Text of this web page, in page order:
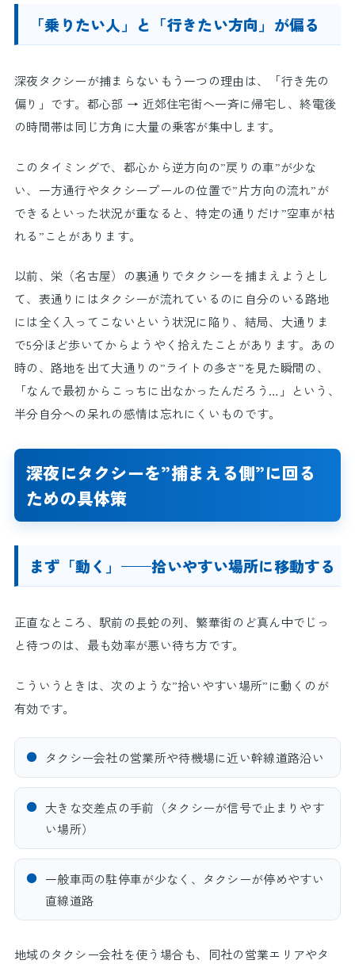
「乗りたい人」と「行きたい方向」が偏る
深夜タクシーが捕まらないもう一つの理由は、「行き先の
偏り」です。都心部 → 近郊住宅街へ一斉に帰宅し、終電後
の時間帯は同じ方角に大量の乗客が集中します。
このタイミングで、都心から逆方向の”戻りの車”が少な
い、一方通行やタクシープールの位置で”片方向の流れ”が
できるといった状況が重なると、特定の通りだけ”空車が枯
れる”ことがあります。
以前、栄（名古屋）の裏通りでタクシーを捕まえようとし
て、表通りにはタクシーが流れているのに自分のいる路地
には全く入ってこないという状況に陥り、結局、大通りま
で5分ほど歩いてからようやく拾えたことがあります。あの
時の、路地を出て大通りの”ライトの多さ”を見た瞬間の、
「なんで最初からこっちに出なかったんだろう…」という、
半分自分への呆れの感情は忘れにくいものです。
深夜にタクシーを”捕まえる側”に回る
ための具体策
まず「動く」——拾いやすい場所に移動する
正直なところ、駅前の長蛇の列、繁華街のど真ん中でじっ
と待つのは、最も効率が悪い待ち方です。
こういうときは、次のような”拾いやすい場所”に動くのが
有効です。
● タクシー会社の営業所や待機場に近い幹線道路沿い
● 大きな交差点の手前（タクシーが信号で止まりやす
い場所）
● 一般車両の駐停車が少なく、タクシーが停めやすい
直線道路
地域のタクシー会社を使う場合も、同社の営業エリアやタ